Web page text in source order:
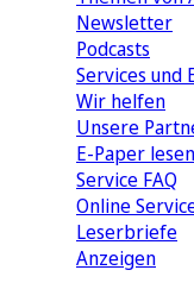
Newsletter
Podcasts
Services und
Wir helfen
Unsere
E-Paper lesen
Service FAQ
Online
Leserbriefe
Anzeigen